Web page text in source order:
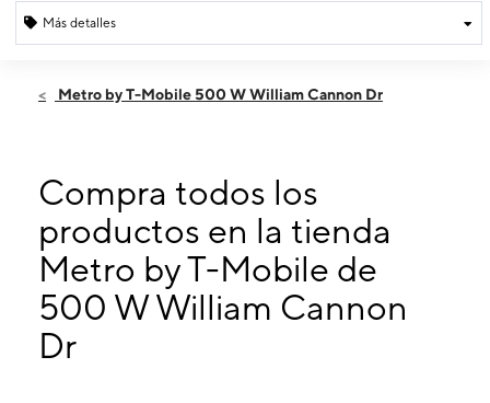
Más detalles
Miérc:10:00 a. m. a 8:00 p. m.
Domingo:
12:00 p. m. a 6:00 p. m.
Lunes: 10:00 a. m. a 8:00 p. m.
Martes:10:00 a. m. a 8:00 p. m.
500 W William Cannon Dr Ste 428 Austin, TX 78745
Metro by T-Mobile 500 W William Cannon Dr
Compra todos los
productos en la tienda
Metro by T-Mobile de
500 W William Cannon
Dr